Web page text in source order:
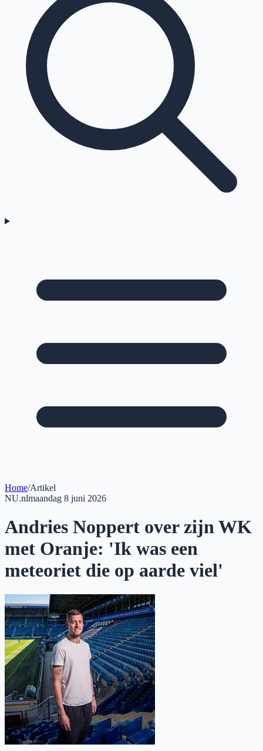
Home/Artikel
NU.nlmaandag 8 juni 2026
Andries Noppert over zijn WK
met Oranje: 'Ik was een
meteoriet die op aarde viel'